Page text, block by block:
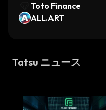
Toto Finance
ALL.ART
Tatsu ニュース